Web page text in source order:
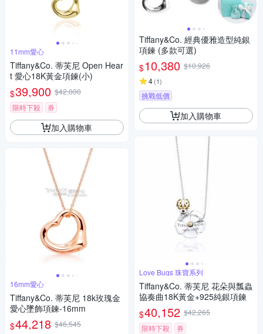
11mm愛心
Tiffany&Co. 蒂芙尼 Open Hear
t 愛心18K黃金項鍊(小)
$39,900 $42,000
限時下殺
券
加入購物車
16mm愛心
Tiffany&Co. 蒂芙尼 18k玫瑰金
愛心墜飾項鍊-16mm
$44,218 $46,545
Tiffany&Co. 經典優雅造型純銀
項鍊 (多款可選)
$10,380 $10,926
4(1)
挑戰低價
加入購物車
Love Bugs 珠寶系列
Tiffany&Co. 蒂芙尼 花朵與瓢蟲
協奏曲18K黃金+925純銀項鍊
$40,152 $42,265
限時下殺
券